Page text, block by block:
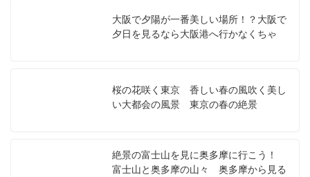
大阪で夕陽が一番美しい場所！？大阪で
夕日を見るなら大阪港へ行かなくちゃ
桜の花咲く東京 香しい春の風吹く美し
い大都会の風景 東京の春の絶景
絶景の富士山を見に奥多摩に行こう！
富士山と奥多摩の山々 奥多摩から見る